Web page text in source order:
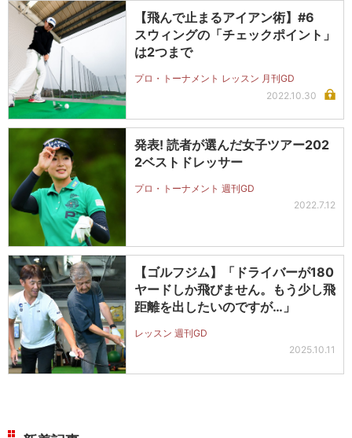
【飛んで止まるアイアン術】#6
スウィングの「チェックポイント」
は2つまで
プロ・トーナメント レッスン 月刊GD
2022.10.30
発表! 読者が選んだ女子ツアー202
2ベストドレッサー
プロ・トーナメント 週刊GD
2022.7.12
【ゴルフジム】「ドライバーが180
ヤードしか飛びません。もう少し飛
距離を出したいのですが…」
レッスン 週刊GD
2025.10.11